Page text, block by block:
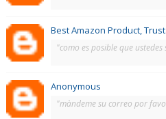
Best Amazon Product,
"como es posible que
Anonymous
"màndeme su correo por